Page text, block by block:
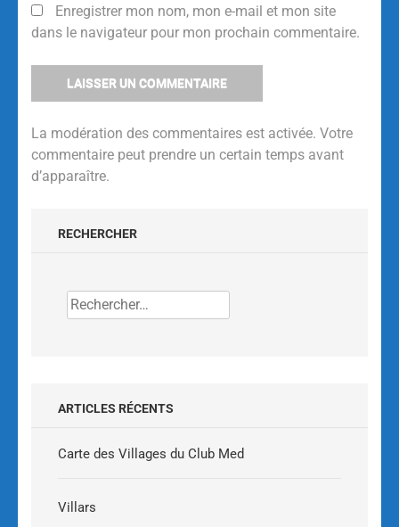
Enregistrer mon nom, mon e-mail et mon site
dans le navigateur pour mon prochain commentaire.
La modération des commentaires est activée. Votre
commentaire peut prendre un certain temps avant
d’apparaître.
RECHERCHER
ARTICLES RÉCENTS
Carte des Villages du Club Med
Villars